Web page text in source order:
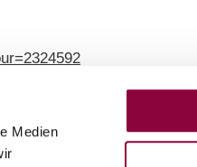
Medien